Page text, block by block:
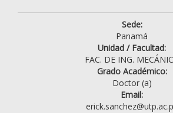
Sede:
Panamá
Unidad / Facultad:
FAC. DE ING.
Grado Académico:
Doctor (a)
Email: